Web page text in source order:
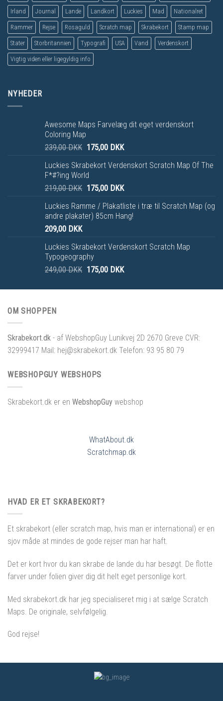
Irland Journal Lande Landkort Luckies Mad Nationalret
Rammer Rejse Rosaguld Scratch map Skrabekort Stamp map
Stater Storbritannien Typografi USA Vand Verdenskort
Vigtig viden eller ligegyldig info
NYHEDER
Awesome Maps Farvelæg dit eget verdenskort
Coloring Map
239,00DKK 175,00 DKK
Luckies Skrabekort Verdenskort Scratch Map Of The
F*#?ing World
219,00DKK 175,00 DKK
Luckies Ramme / Plakatliste i træ til Scratch Map (og
andre plakater) 85cm Hang!
209,00 DKK
Luckies Skrabekort Verdenskort Scratch Map
Typogeography
249,00DKK 175,00 DKK
OM SHOPPEN
Skrabekort.dk - af WebshopGuy Lunikvej 2D 2670 Greve CVR:
32999417 Mail: hej@skrabekort.dk Telefon: 93 95 80 79
WEBSHOPGUY WEBSHOPS
Skrabekort.dk er en WebshopGuy webshop
WhatAbout.dk
Scratchmap.dk
HVAD ER ET SKRABEKORT?
Et skrabekort (eller scratch map, hvis man er international) er en
sjov måde at mindes de gode rejser man har haft.
Det er kort hvor du kan skrabe de lande du har besøgt. De flotte
farver under folien giver dig dit helt eget personlige kort.
Med skrabekort.dk har jeg specialiseret mig i at sælge Scratch
Maps. De originale, selvfølgelig.
God rejse!